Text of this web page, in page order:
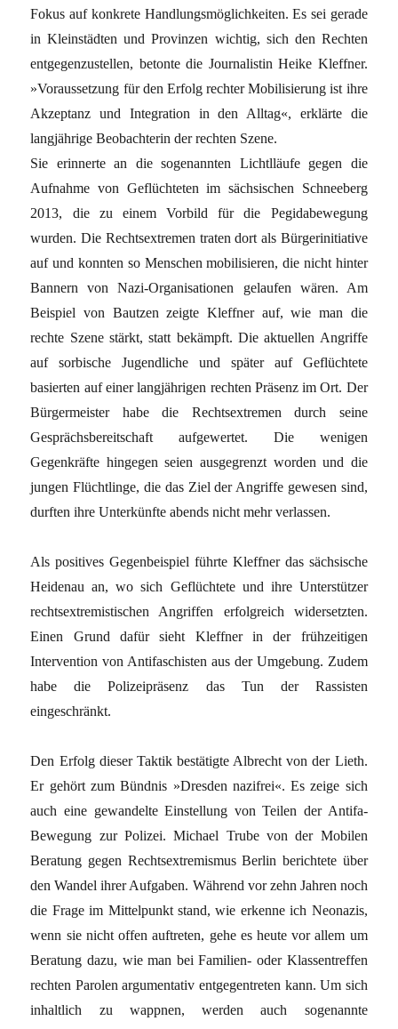
Fokus auf konkrete Handlungsmöglichkeiten. Es sei gerade
in Kleinstädten und Provinzen wichtig, sich den Rechten
entgegenzustellen, betonte die Journalistin Heike Kleffner.
»Voraussetzung für den Erfolg rechter Mobilisierung ist ihre
Akzeptanz und Integration in den Alltag«, erklärte die
langjährige Beobachterin der rechten Szene.
Sie erinnerte an die sogenannten Lichtlläufe gegen die
Aufnahme von Geflüchteten im sächsischen Schneeberg
2013, die zu einem Vorbild für die Pegidabewegung
wurden. Die Rechtsextremen traten dort als Bürgerinitiative
auf und konnten so Menschen mobilisieren, die nicht hinter
Bannern von Nazi-Organisationen gelaufen wären. Am
Beispiel von Bautzen zeigte Kleffner auf, wie man die
rechte Szene stärkt, statt bekämpft. Die aktuellen Angriffe
auf sorbische Jugendliche und später auf Geflüchtete
basierten auf einer langjährigen rechten Präsenz im Ort. Der
Bürgermeister habe die Rechtsextremen durch seine
Gesprächsbereitschaft aufgewertet. Die wenigen
Gegenkräfte hingegen seien ausgegrenzt worden und die
jungen Flüchtlinge, die das Ziel der Angriffe gewesen sind,
durften ihre Unterkünfte abends nicht mehr verlassen.
Als positives Gegenbeispiel führte Kleffner das sächsische
Heidenau an, wo sich Geflüchtete und ihre Unterstützer
rechtsextremistischen Angriffen erfolgreich widersetzten.
Einen Grund dafür sieht Kleffner in der frühzeitigen
Intervention von Antifaschisten aus der Umgebung. Zudem
habe die Polizeipräsenz das Tun der Rassisten
eingeschränkt.
Den Erfolg dieser Taktik bestätigte Albrecht von der Lieth.
Er gehört zum Bündnis »Dresden nazifrei«. Es zeige sich
auch eine gewandelte Einstellung von Teilen der Antifa-
Bewegung zur Polizei. Michael Trube von der Mobilen
Beratung gegen Rechtsextremismus Berlin berichtete über
den Wandel ihrer Aufgaben. Während vor zehn Jahren noch
die Frage im Mittelpunkt stand, wie erkenne ich Neonazis,
wenn sie nicht offen auftreten, gehe es heute vor allem um
Beratung dazu, wie man bei Familien- oder Klassentreffen
rechten Parolen argumentativ entgegentreten kann. Um sich
inhaltlich zu wappnen, werden auch sogenannte